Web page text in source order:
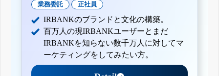
業務委託 正社員
IRBANKのブランドと文化の構築。
百万人の現IRBANKユーザーとまだ
IRBANKを知らない数千万人に対してマ
ーケティングをしてみたい方。